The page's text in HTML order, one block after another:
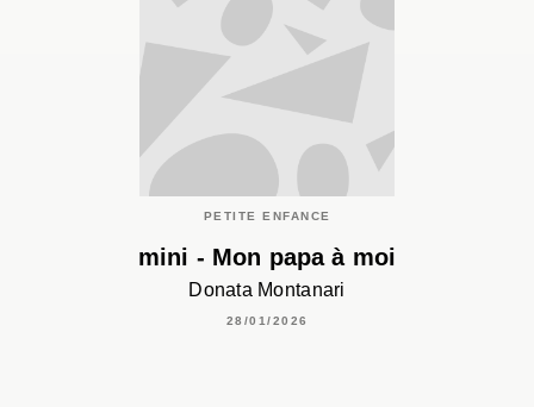
PETITE ENFANCE
mini - Mon papa à moi
Donata Montanari
28/01/2026